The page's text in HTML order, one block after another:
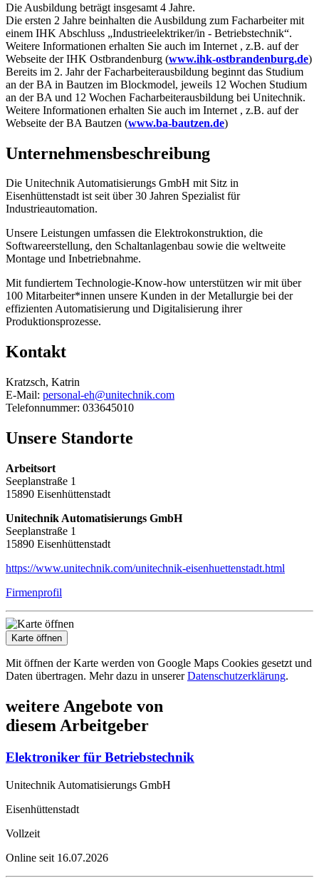
Die Ausbildung beträgt insgesamt 4 Jahre.
Die ersten 2 Jahre beinhalten die Ausbildung zum Facharbeiter mit
einem IHK Abschluss „Industrieelektriker/in - Betriebstechnik“.
Weitere Informationen erhalten Sie auch im Internet , z.B. auf der
Webseite der IHK Ostbrandenburg (www.ihk-ostbrandenburg.de)
Bereits im 2. Jahr der Facharbeiterausbildung beginnt das Studium
an der BA in Bautzen im Blockmodel, jeweils 12 Wochen Studium
an der BA und 12 Wochen Facharbeiterausbildung bei Unitechnik.
Weitere Informationen erhalten Sie auch im Internet , z.B. auf der
Webseite der BA Bautzen (www.ba-bautzen.de)
Unternehmensbeschreibung
Die Unitechnik Automatisierungs GmbH mit Sitz in
Eisenhüttenstadt ist seit über 30 Jahren Spezialist für
Industrieautomation.
Unsere Leistungen umfassen die Elektrokonstruktion, die
Softwareerstellung, den Schaltanlagenbau sowie die weltweite
Montage und Inbetriebnahme.
Mit fundiertem Technologie-Know-how unterstützen wir mit über
100 Mitarbeiter*innen unsere Kunden in der Metallurgie bei der
effizienten Automatisierung und Digitalisierung ihrer
Produktionsprozesse.
Kontakt
Kratzsch, Katrin
E-Mail: personal-eh@unitechnik.com
Telefonnummer: 033645010
Unsere Standorte
Arbeitsort
Seeplanstraße 1
15890 Eisenhüttenstadt
Unitechnik Automatisierungs GmbH
Seeplanstraße 1
15890 Eisenhüttenstadt
https://www.unitechnik.com/unitechnik-eisenhuettenstadt.html
Firmenprofil
Karte öffnen
Mit öffnen der Karte werden von Google Maps Cookies gesetzt und
Daten übertragen. Mehr dazu in unsererDatenschutzerklärung.
weitere Angebote von
diesem Arbeitgeber
Elektroniker für Betriebstechnik
Unitechnik Automatisierungs GmbH
Eisenhüttenstadt
Vollzeit
Online seit 16.07.2026